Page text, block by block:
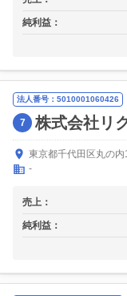
純利益：
法人番号：5010001060426
7 株式会社リ
東京都千代田区丸の
-
売上：
純利益：